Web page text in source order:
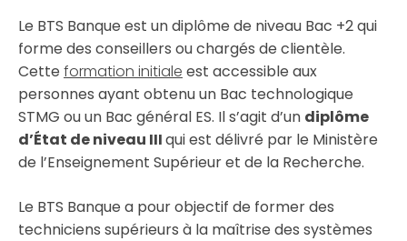
Le BTS Banque est un diplôme de niveau Bac +2 qui
forme des conseillers ou chargés de clientèle.
Cette formation initiale est accessible aux
personnes ayant obtenu un Bac technologique
STMG ou un Bac général ES. Il s’agit d’un diplôme
d’État de niveau IIIqui est délivré par le Ministère
de l’Enseignement Supérieur et de la Recherche.
Le BTS Banque a pour objectif de former des
techniciens supérieurs à la maîtrise des systèmes